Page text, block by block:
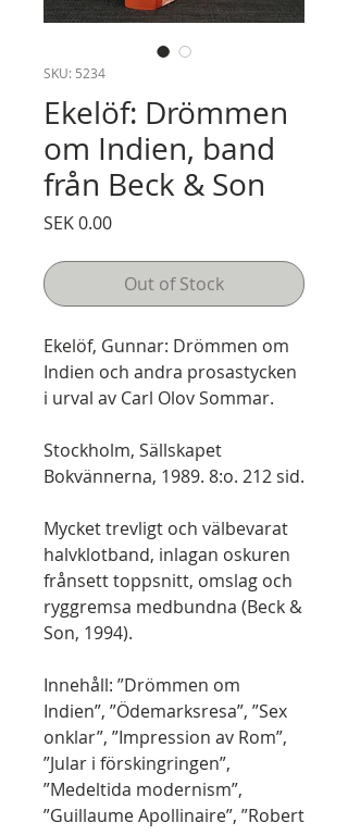
SKU: 5234
Ekelöf: Drömmen
om Indien, band
från Beck & Son
SEK 0.00Price
Out of Stock
Ekelöf, Gunnar: Drömmen om
Indien och andra prosastycken
i urval av Carl Olov Sommar.
Stockholm, Sällskapet
Bokvännerna, 1989. 8:o. 212 sid.
Mycket trevligt och välbevarat
halvklotband, inlagan oskuren
frånsett toppsnitt, omslag och
ryggremsa medbundna (Beck &
Son, 1994).
Innehåll: ”Drömmen om
Indien”, ”Ödemarksresa”, ”Sex
onklar”, ”Impression av Rom”,
”Jular i förskingringen”,
”Medeltida modernism”,
”Guillaume Apollinaire”, ”Robert